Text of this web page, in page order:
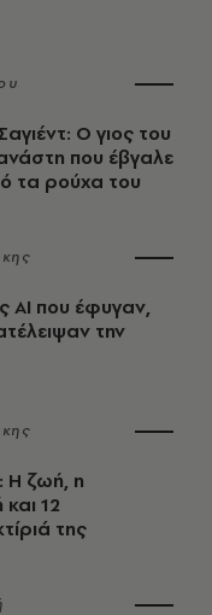
Ο γιος του
που έβγαλε
τα ρούχα του
ΑΙ που έφυγαν,
την
Η ζωή, η
και 12
της